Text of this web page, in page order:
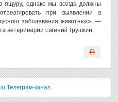
ящуру, однако мы всегда должны
при выявлении в
заболевания животных», —
ветеринарии Евгений Трушкин.
Телеграм-канал